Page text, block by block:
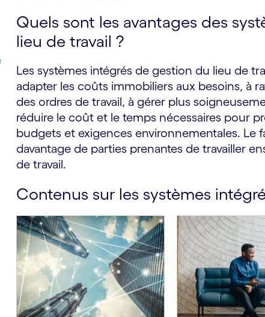
Quels sont les avantages des
lieu de travail ?
Les systèmes intégrés de gestion du lieu de
adapter les coûts immobiliers aux besoins, à
des ordres de travail, à gérer plus
réduire le coût et le temps nécessaires pour
budgets et exigences environnementales. Le
davantage de parties prenantes de travailler
de travail.
Contenus sur les systèmes